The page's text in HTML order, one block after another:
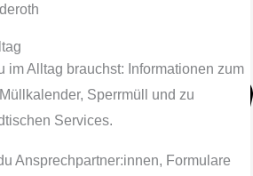
im Alltag brauchst: Informationen zum
Sperrmüll und zu
Services.
Ansprechpartner:innen, Formulare